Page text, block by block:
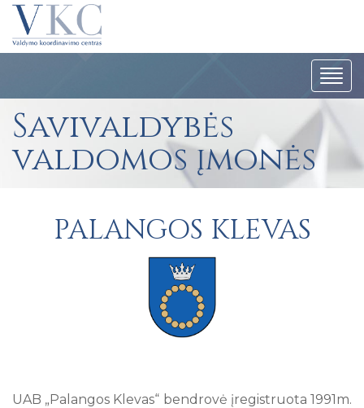
Savivaldybės
valdomos įmonės
PALANGOS KLEVAS
UAB „Palangos Klevas“ bendrovė įregistruota 1991m.